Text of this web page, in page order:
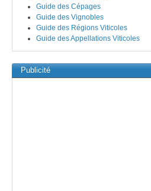
Guide des Cépages
Guide des Vignobles
Guide des Régions Viticoles
Guide des Appellations Viticoles
Publicité